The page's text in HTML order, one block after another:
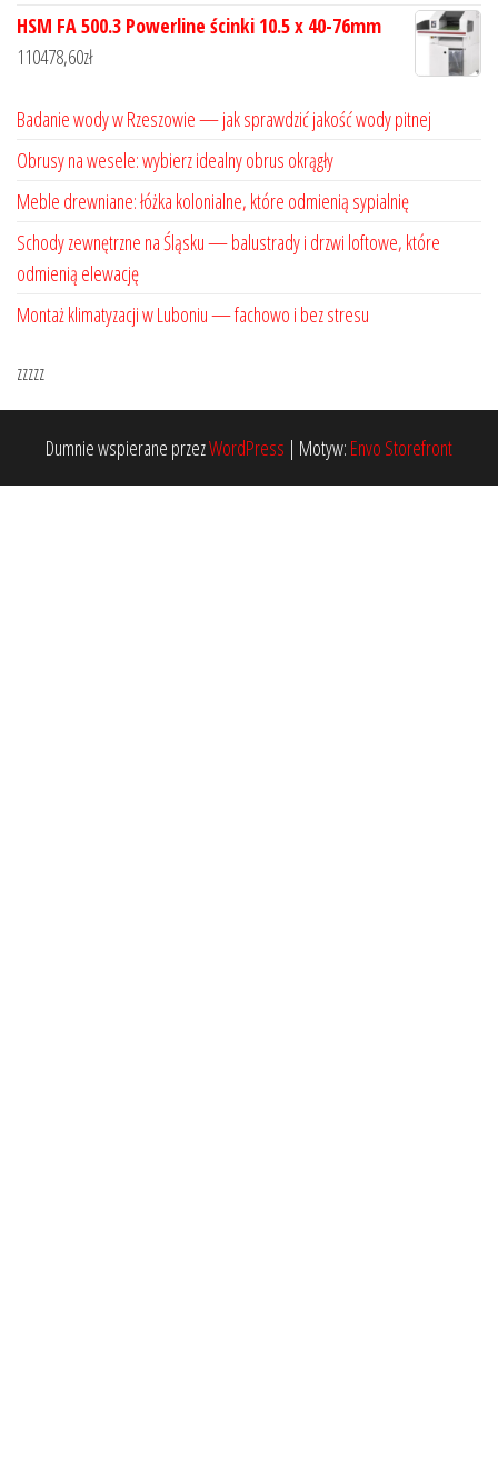
HSM FA 500.3 Powerline ścinki 10.5 x 40-76mm
110478,60zł
Badanie wody w Rzeszowie — jak sprawdzić jakość wody pitnej
Obrusy na wesele: wybierz idealny obrus okrągły
Meble drewniane: łóżka kolonialne, które odmienią sypialnię
Schody zewnętrzne na Śląsku — balustrady i drzwi loftowe, które
odmienią elewację
Montaż klimatyzacji w Luboniu — fachowo i bez stresu
zzzzz
Dumnie wspierane przezWordPress | Motyw: Envo Storefront